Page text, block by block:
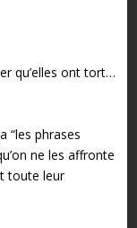
qu’elles ont tort…
“les phrases
ne les affronte
toute leur